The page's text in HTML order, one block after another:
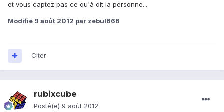
et vous captez pas ce qu'à dit la personne...
Modifié 9 août 2012 par zebul666
Citer
rubixcube
Posté(e) 9 août 2012